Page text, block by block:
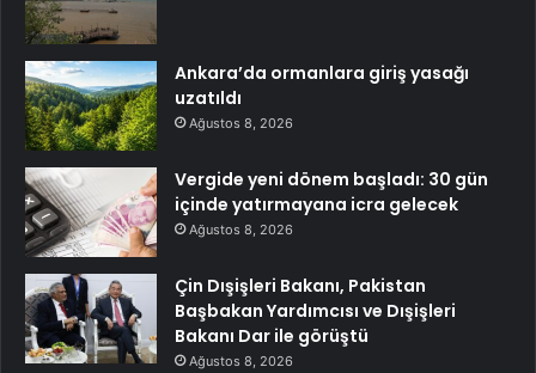
Ankara’da ormanlara giriş yasağı
uzatıldı
Ağustos 8, 2026
Vergide yeni dönem başladı: 30 gün
içinde yatırmayana icra gelecek
Ağustos 8, 2026
Çin Dışişleri Bakanı, Pakistan
Başbakan Yardımcısı ve Dışişleri
Bakanı Dar ile görüştü
Ağustos 8, 2026